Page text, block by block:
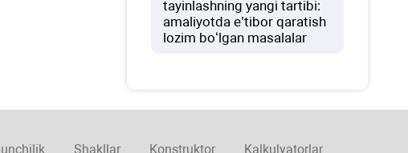
tayinlashning yangi tartibi:
amaliyotda e’tibor qaratish
lozim boʻlgan masalalar
Shakllar Konstruktor Kalkulyatorlar